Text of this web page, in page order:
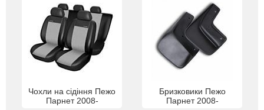
Чохли на сідіння Пежо
Парнет 2008-
Бризковики Пежо
Парнет 2008-